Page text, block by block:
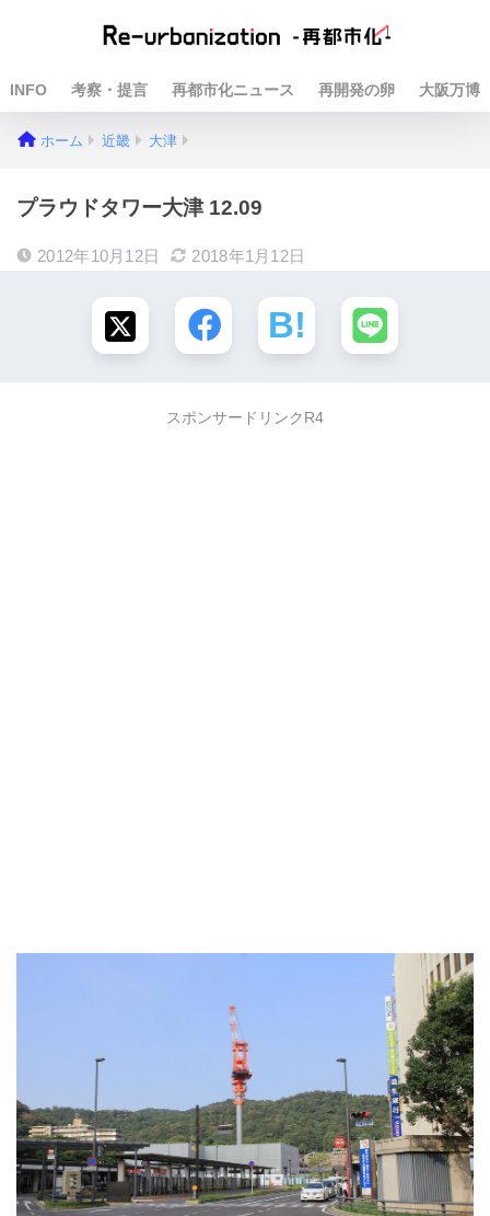
INFO 考察・提言 再都市化ニュース 再開発の卵 大阪万博
ホーム 近畿 大津
プラウドタワー大津 12.09
2012年10月12日 2018年1月12日
スポンサードリンクR4